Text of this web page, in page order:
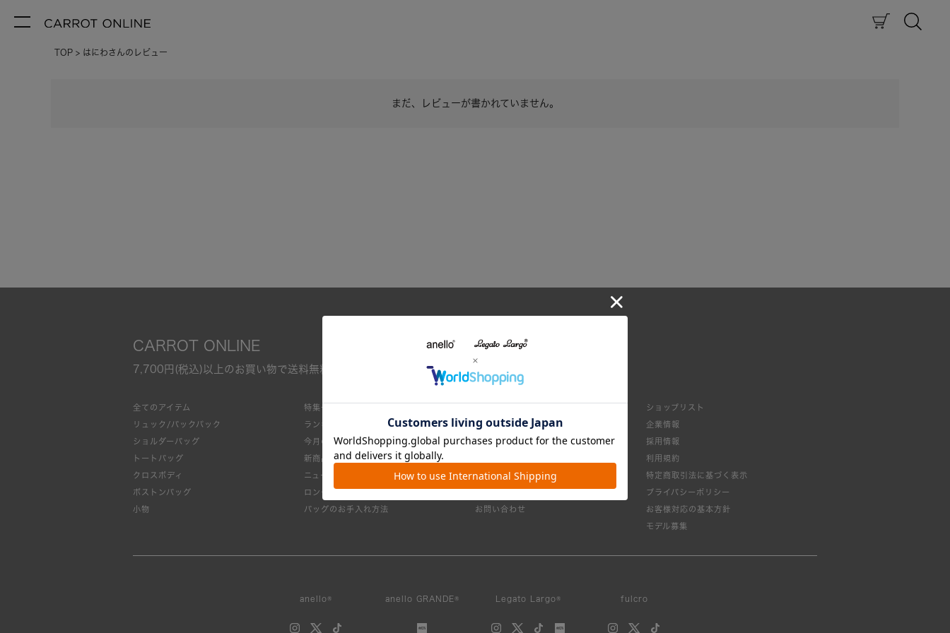
TOP はにわさんのレビュー
まだ、レビューが書かれていません。
CARROT ONLINE
7,700円(税込)以上のお買い物で送料無料
全てのアイテム
リュック/バックパック
ショルダーバッグ
トートバッグ
クロスボディ
ボストンバッグ
小物
特集一覧
ランキング
今月のおすすめ
新商品一覧
ニュース・メディア掲載
ロングセラー
バッグのお手入れ方法
返品・交換について
配送について
会員サービスについて
お問い合わせ
ショップリスト
企業情報
採用情報
利用規約
特定商取引法に基づく表示
プライバシーポリシー
お客様対応の基本方針
モデル募集
anello® anello GRANDE® Legato Largo® fulcro